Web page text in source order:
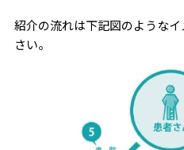
紹介の流れは下記図のような
さい。